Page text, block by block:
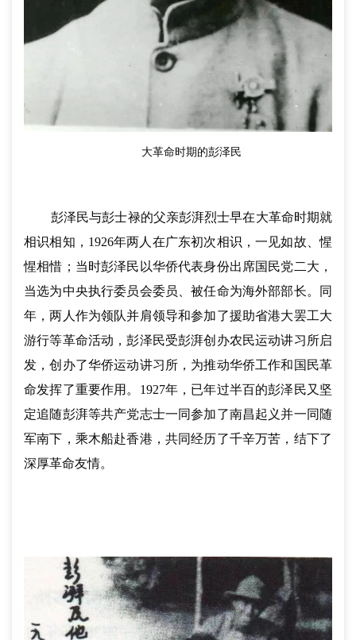
大革命时期的彭泽民
彭泽民与彭士禄的父亲彭湃烈士早在大革命时期就
相识相知，1926年两人在广东初次相识，一见如故、惺
惺相惜；当时彭泽民以华侨代表身份出席国民党二大，
当选为中央执行委员会委员、被任命为海外部部长。同
年，两人作为领队并肩领导和参加了援助省港大罢工大
游行等革命活动，彭泽民受彭湃创办农民运动讲习所启
发，创办了华侨运动讲习所，为推动华侨工作和国民革
命发挥了重要作用。1927年，已年过半百的彭泽民又坚
定追随彭湃等共产党志士一同参加了南昌起义并一同随
军南下，乘木船赴香港，共同经历了千辛万苦，结下了
深厚革命友情。